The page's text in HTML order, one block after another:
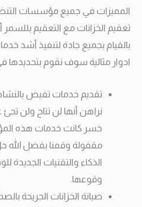
المميزات في جميع مؤسسات
تعقيم الخزانات مع التعقيم
بالقيام بجميع جادة لتنفيذ أشد
ادوار مثالية سوف نقوم بتحديدها
تقديم خدمات تفيض بالنشاط
نراهن أنها لن تتاح ولن
خسر كانت خدمات هذه
مقفولة وقمنا بفضل الله
الذكاء والتقنيات
وقوعها.
صيانة الخزانات الجريحة